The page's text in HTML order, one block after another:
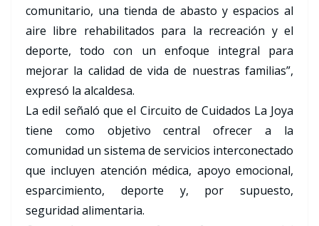
comunitario, una tienda de abasto y espacios al
aire libre rehabilitados para la recreación y el
deporte, todo con un enfoque integral para
mejorar la calidad de vida de nuestras familias”,
expresó la alcaldesa.
La edil señaló que el Circuito de Cuidados La Joya
tiene como objetivo central ofrecer a la
comunidad un sistema de servicios interconectado
que incluyen atención médica, apoyo emocional,
esparcimiento, deporte y, por supuesto,
seguridad alimentaria.